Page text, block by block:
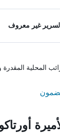
غير معروف
المحلية